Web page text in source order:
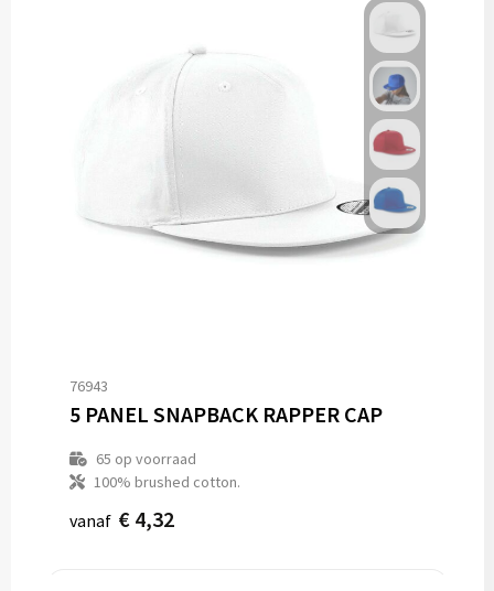
76943
5 PANEL SNAPBACK RAPPER CAP
65 op voorraad
100% brushed cotton.
vanaf € 4,32